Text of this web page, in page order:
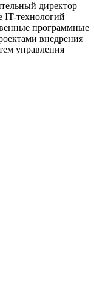
директор
IT-технологий –
программные
внедрения
управления